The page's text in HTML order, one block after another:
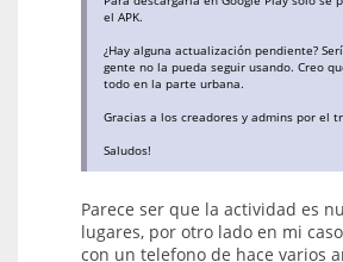
el APK.
¿Hay alguna actualización pendiente?
gente no la pueda seguir usando. Creo
todo en la parte urbana.
Gracias a los creadores y admins por el
Saludos!
Parece ser que la actividad es
lugares, por otro lado en mi
con un telefono de hace varios